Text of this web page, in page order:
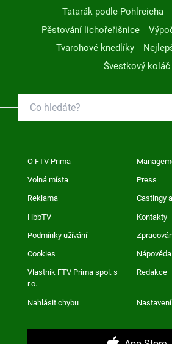
Tatarák podle Pohlreicha
Pěstování lichořeřišnice
Tvarohové knedlíky
Švestkový koláč
O FTV Prima
Volná místa Press
Reklama Castingy
HbbTV Kontakty
Podmínky užívání
Cookies Nápověda
Vlastník FTV Prima spol. s
r.o.
Redakce
Nahlásit chybu